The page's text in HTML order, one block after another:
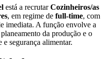
está a recrutarCozinheiros/as
, em regime de full-time, com
imediata. A função envolve a
da produção e o
segurança alimentar.